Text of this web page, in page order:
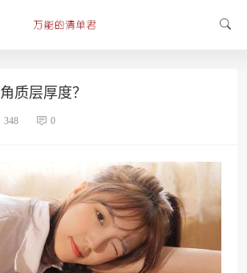
质层厚度？
348 0